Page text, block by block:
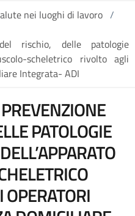
nei luoghi di lavoro /
rischio, delle patologie
scheletrico rivolto agli
Integrata- ADI
PATOLOGIE
OPERATORI